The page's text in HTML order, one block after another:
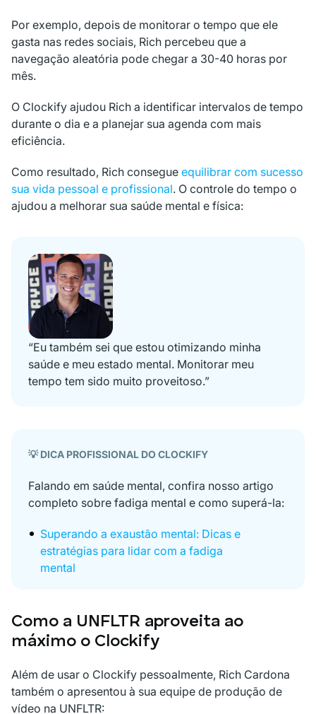
Por exemplo, depois de monitorar o tempo que ele
gasta nas redes sociais, Rich percebeu que a
navegação aleatória pode chegar a 30-40 horas por
mês.
O Clockify ajudou Rich a identificar intervalos de tempo
durante o dia e a planejar sua agenda com mais
eficiência.
Como resultado, Rich consegue equilibrar com sucesso
sua vida pessoal e profissional. O controle do tempo o
ajudou a melhorar sua saúde mental e física:
“Eu também sei que estou otimizando minha
saúde e meu estado mental. Monitorar meu
tempo tem sido muito proveitoso.”
💡 DICA PROFISSIONAL DO CLOCKIFY
Falando em saúde mental, confira nosso artigo
completo sobre fadiga mental e como superá-la:
Superando a exaustão mental: Dicas e
estratégias para lidar com a fadiga
mental
Como a UNFLTR aproveita ao
máximo o Clockify
Além de usar o Clockify pessoalmente, Rich Cardona
também o apresentou à sua equipe de produção de
vídeo na UNFLTR: